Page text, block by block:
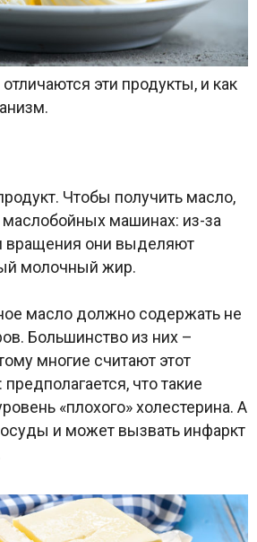
эти продукты, и как
Чтобы получить масло,
машинах: из-за
вращения они выделяют
молочный жир.
масло должно содержать не
Большинство из них –
многие считают этот
что такие
«плохого» холестерина. А
и может вызвать инфаркт